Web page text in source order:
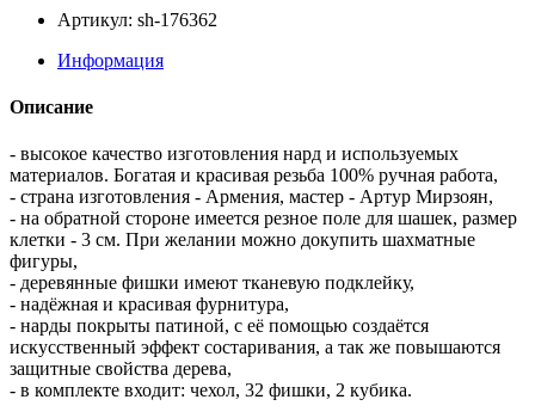
Артикул: sh-176362
Информация
Описание
- высокое качество изготовления нард и используемых
материалов. Богатая и красивая резьба 100% ручная работа,
- страна изготовления - Армения, мастер - Артур Мирзоян,
- на обратной стороне имеется резное поле для шашек, размер
клетки - 3 см. При желании можно докупить шахматные
фигуры,
- деревянные фишки имеют тканевую подклейку,
- надёжная и красивая фурнитура,
- нарды покрыты патиной, с её помощью создаётся
искусственный эффект состаривания, а так же повышаются
защитные свойства дерева,
- в комплекте входит: чехол, 32 фишки, 2 кубика.